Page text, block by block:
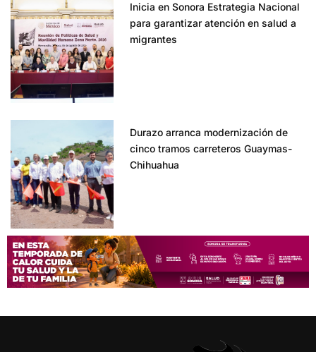
Inicia en Sonora Estrategia Nacional
para garantizar atención en salud a
migrantes
Durazo arranca modernización de
cinco tramos carreteros Guaymas-
Chihuahua